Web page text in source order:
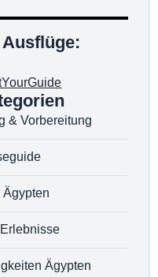
Ausflüge:
& Vorbereitung
Ägypten